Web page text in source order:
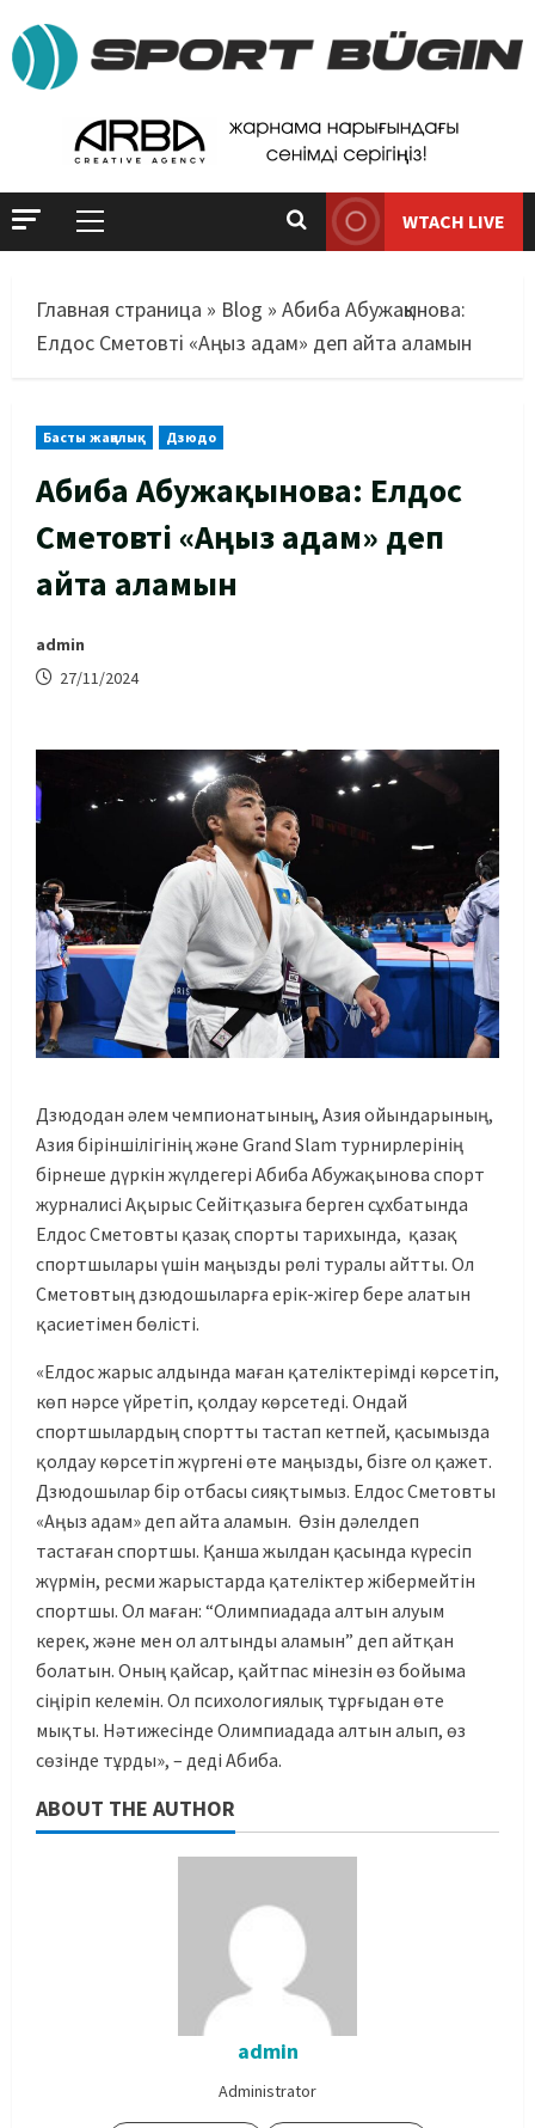
WTACH LIVE
Главная страница » Blog » Абиба Абужақынова:
Елдос Сметовті «Аңыз адам» деп айта аламын
Басты жаңалық Дзюдо
Абиба Абужақынова: Елдос
Сметовті «Аңыз адам» деп
айта аламын
admin
27/11/2024
Дзюдодан әлем чемпионатының, Азия ойындарының,
Азия біріншілігінің және Grand Slam турнирлерінің
бірнеше дүркін жүлдегері Абиба Абужақынова спорт
журналисі Ақырыс Сейітқазыға берген сұхбатында
Елдос Сметовты қазақ спорты тарихында, қазақ
спортшылары үшін маңызды рөлі туралы айтты. Ол
Сметовтың дзюдошыларға ерік-жігер бере алатын
қасиетімен бөлісті.
«Елдос жарыс алдында маған қателіктерімді көрсетіп,
көп нәрсе үйретіп, қолдау көрсетеді. Ондай
спортшылардың спортты тастап кетпей, қасымызда
қолдау көрсетіп жүргені өте маңызды, бізге ол қажет.
Дзюдошылар бір отбасы сияқтымыз. Елдос Сметовты
«Аңыз адам» деп айта аламын. Өзін дәлелдеп
тастаған спортшы. Қанша жылдан қасында күресіп
жүрмін, ресми жарыстарда қателіктер жібермейтін
спортшы. Ол маған: “Олимпиадада алтын алуым
керек, және мен ол алтынды аламын” деп айтқан
болатын. Оның қайсар, қайтпас мінезін өз бойыма
сіңіріп келемін. Ол психологиялық тұрғыдан өте
мықты. Нәтижесінде Олимпиадада алтын алып, өз
сөзінде тұрды», – деді Абиба.
ABOUT THE AUTHOR
admin
Administrator